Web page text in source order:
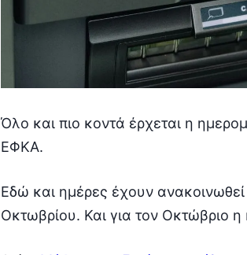
Όλο και πιο κοντά έρχεται η
ΕΦΚΑ.
Εδώ και ημέρες έχουν ανακοινωθεί
Οκτωβρίου. Και για τον Οκτώβριο